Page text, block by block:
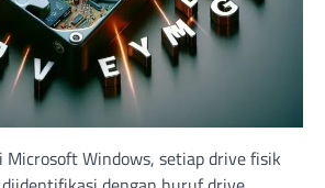
Microsoft Windows, setiap drive fisik